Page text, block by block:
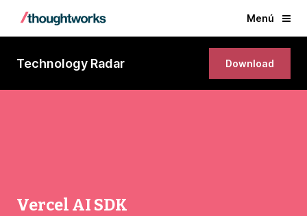
Menú
Technology Radar Download
Vercel AI SDK